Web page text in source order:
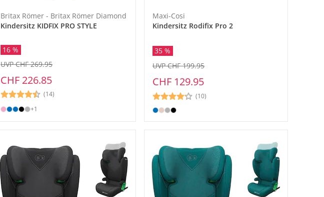
Britax Römer - Britax Römer Diamond
Kindersitz KIDFIX PRO STYLE
16 %
CHF 226.85
UVP CHF 269.95
(14)
+1
Maxi-Cosi
Kindersitz Rodifix Pro 2
35 %
CHF 129.95
UVP CHF 199.95
(10)